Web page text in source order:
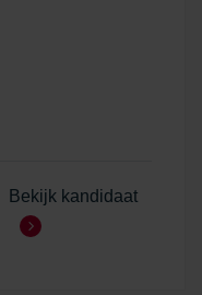
Bekijk kandidaat